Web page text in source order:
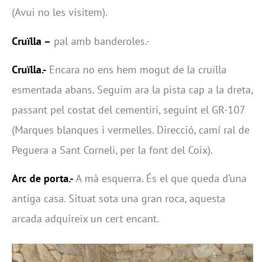
(Avui no les visitem).
Cruïlla – pal amb banderoles.-
Cruïlla.- Encara no ens hem mogut de la cruïlla
esmentada abans. Seguim ara la pista cap a la dreta,
passant pel costat del cementiri, seguint el GR-107
(Marques blanques i vermelles. Direcció, camí ral de
Peguera a Sant Corneli, per la font del Coix).
Arc de porta.-A mà esquerra. És el que queda d’una
antiga casa. Situat sota una gran roca, aquesta
arcada adquireix un cert encant.